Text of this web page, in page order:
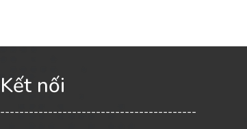
Kết nối
-----------------------------------------